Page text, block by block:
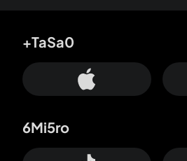
+TaSa0
6Mi5ro